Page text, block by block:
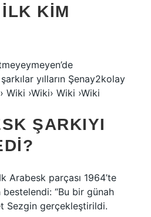
KIM
yılların Şenay2kolay
Wiki ›Wiki› Wiki ›Wiki
ŞARKIYI
Arabesk parçası 1964’te
bestelendi: “Bu bir günah
Sezgin gerçekleştirildi.